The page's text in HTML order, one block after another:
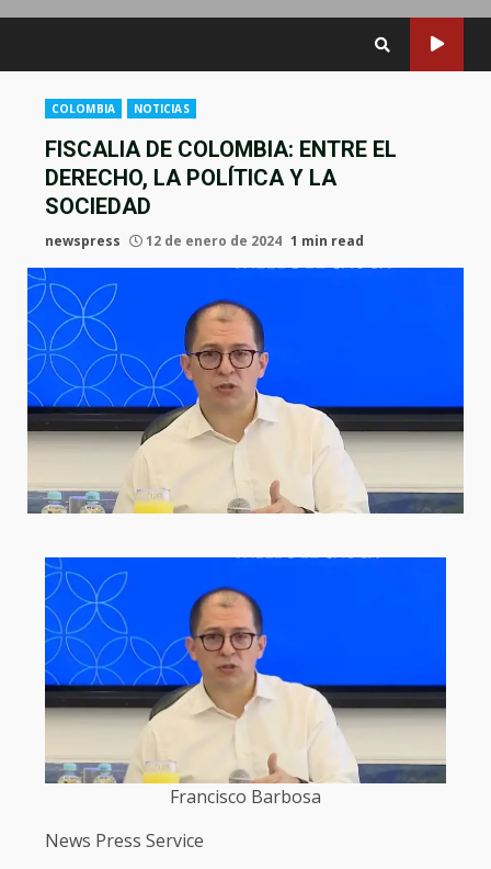
COLOMBIA NOTICIAS
FISCALIA DE COLOMBIA: ENTRE EL
DERECHO, LA POLÍTICA Y LA
SOCIEDAD
newspress 12 de enero de 2024 1 min read
Francisco Barbosa
News Press Service